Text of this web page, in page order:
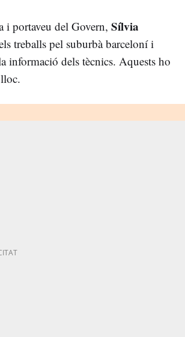
i portaveu del Govern, Sílvia
treballs pel suburbà barceloní i
informació dels tècnics. Aquests ho